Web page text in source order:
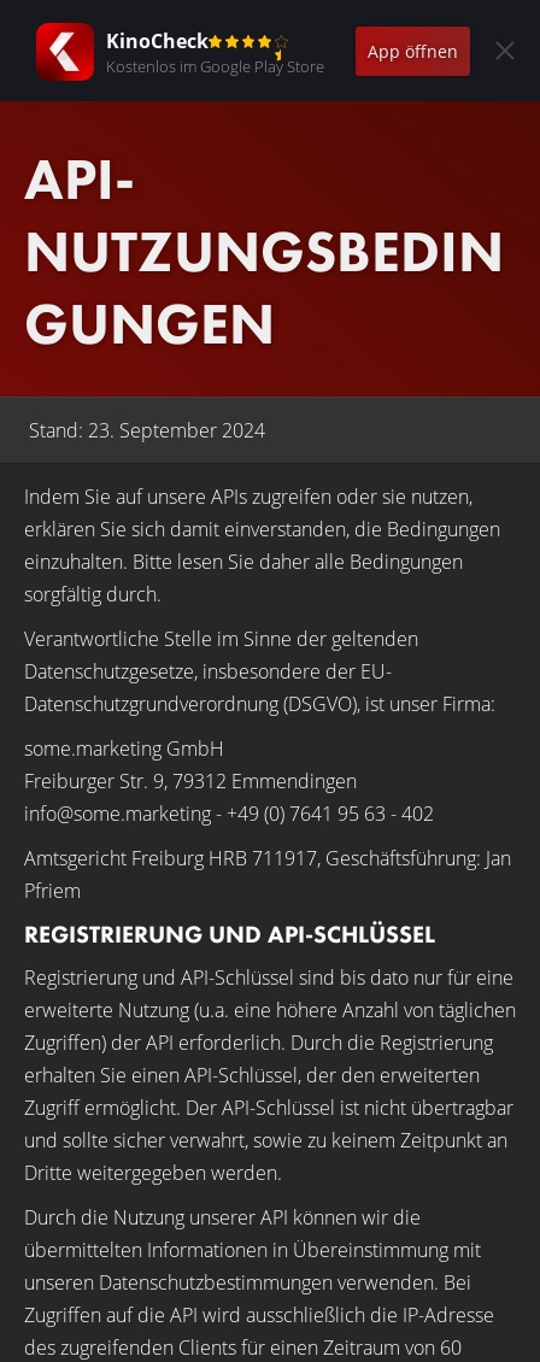
KinoCheck
Kostenlos im Google Play Store
App öffnen
API-
NUTZUNGSBEDIN
GUNGEN
Stand: 23. September 2024
Indem Sie auf unsere APIs zugreifen oder sie nutzen,
erklären Sie sich damit einverstanden, die Bedingungen
einzuhalten. Bitte lesen Sie daher alle Bedingungen
sorgfältig durch.
Verantwortliche Stelle im Sinne der geltenden
Datenschutzgesetze, insbesondere der EU-
Datenschutzgrundverordnung (DSGVO), ist unser Firma:
some.marketing GmbH
Freiburger Str. 9, 79312 Emmendingen
info@some.marketing - +49 (0) 7641 95 63 - 402
Amtsgericht Freiburg HRB 711917, Geschäftsführung: Jan
Pfriem
REGISTRIERUNG UND API-SCHLÜSSEL
Registrierung und API-Schlüssel sind bis dato nur für eine
erweiterte Nutzung (u.a. eine höhere Anzahl von täglichen
Zugriffen) der API erforderlich. Durch die Registrierung
erhalten Sie einen API-Schlüssel, der den erweiterten
Zugriff ermöglicht. Der API-Schlüssel ist nicht übertragbar
und sollte sicher verwahrt, sowie zu keinem Zeitpunkt an
Dritte weitergegeben werden.
Durch die Nutzung unserer API können wir die
übermittelten Informationen in Übereinstimmung mit
unseren Datenschutzbestimmungen verwenden. Bei
Zugriffen auf die API wird ausschließlich die IP-Adresse
des zugreifenden Clients für einen Zeitraum von 60